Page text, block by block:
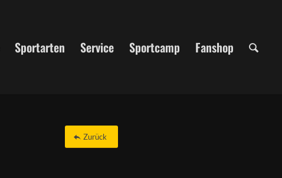
Sportarten Service Sportcamp Fanshop
Zurück